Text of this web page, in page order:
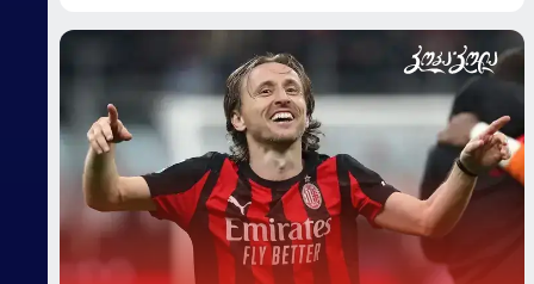
ინფორმაციას ავრცელებს